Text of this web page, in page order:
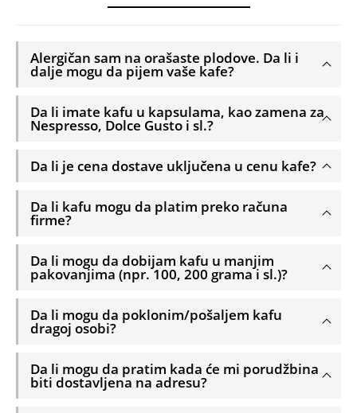
Alergičan sam na orašaste plodove. Da li i
dalje mogu da pijem vaše kafe?
Da li imate kafu u kapsulama, kao zamena za
Nespresso, Dolce Gusto i sl.?
Da li je cena dostave uključena u cenu kafe?
Da li kafu mogu da platim preko računa
firme?
Da li mogu da dobijam kafu u manjim
pakovanjima (npr. 100, 200 grama i sl.)?
Da li mogu da poklonim/pošaljem kafu
dragoj osobi?
Da li mogu da pratim kada će mi porudžbina
biti dostavljena na adresu?